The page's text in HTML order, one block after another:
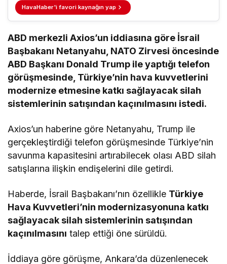
HavaHaber'i favori kaynağın yap
ABD merkezli Axios’un iddiasına göre İsrail
Başbakanı Netanyahu, NATO Zirvesi öncesinde
ABD Başkanı Donald Trump ile yaptığı telefon
görüşmesinde, Türkiye’nin hava kuvvetlerini
modernize etmesine katkı sağlayacak silah
sistemlerinin satışından kaçınılmasını istedi.
Axios’un haberine göre Netanyahu, Trump ile
gerçekleştirdiği telefon görüşmesinde Türkiye’nin
savunma kapasitesini artırabilecek olası ABD silah
satışlarına ilişkin endişelerini dile getirdi.
Haberde, İsrail Başbakanı’nın özellikle Türkiye
Hava Kuvvetleri’nin modernizasyonuna katkı
sağlayacak silah sistemlerinin satışından
kaçınılmasını talep ettiği öne sürüldü.
İddiaya göre görüşme, Ankara’da düzenlenecek